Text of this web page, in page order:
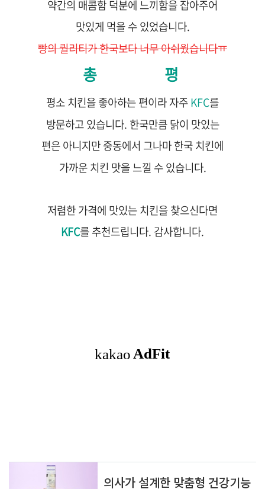
약간의 매콤함 덕분에 느끼함을 잡아주어
맛있게 먹을 수 있었습니다.
빵의 퀄리티가 한국보다 너무 아쉬웠습니다ㅠ
총 평
평소 치킨을 좋아하는 편이라 자주KFC를
방문하고 있습니다. 한국만큼 닭이 맛있는
편은 아니지만 중동에서 그나마 한국 치킨에
가까운 치킨 맛을 느낄 수 있습니다.
저렴한 가격에 맛있는 치킨을 찾으신다면
KFC를 추천드립니다. 감사합니다.